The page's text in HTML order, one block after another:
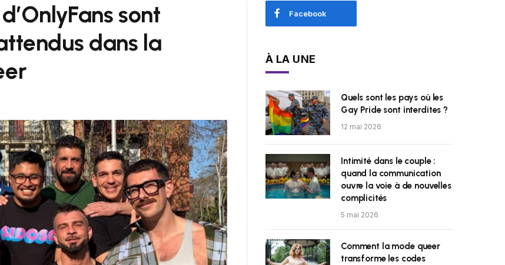
sont
dans la
Facebook
À LA UNE
Quels sont les pays où les
Gay Pride sont interdites ?
12 mai 2026
Intimité dans le couple :
quand la communication
ouvre la voie à de nouvelles
complicités
5 mai 2026
Comment la mode queer
transforme les codes